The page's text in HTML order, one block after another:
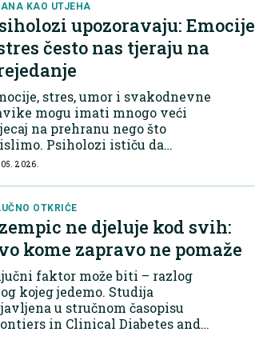
KAO UTJEHA
upozoravaju: Emocije
često nas tjeraju na
stres, umor i svakodnevne
mogu imati mnogo veći
na prehranu nego što
Psiholozi ističu da
najčešće nastaje
Hrana tada postaje...
2026.
OTKRIĆE
ne djeluje kod svih:
kome zapravo ne pomaže
faktor može biti – razlog
kojeg jedemo. Studija
u stručnom časopisu
in Clinical Diabetes and